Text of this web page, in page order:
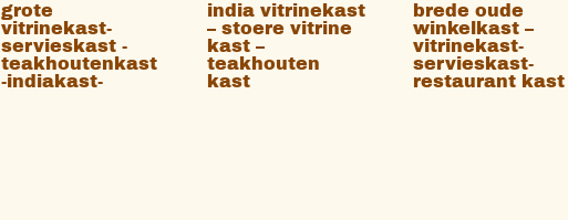
grote
vitrinekast-
servieskast -
teakhoutenkast
-indiakast-
india vitrinekast
– stoere vitrine
kast –
teakhouten
kast
brede oude
winkelkast –
vitrinekast-
servieskast-
restaurant kast